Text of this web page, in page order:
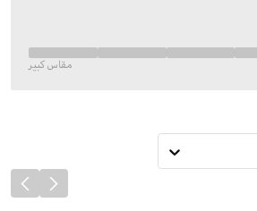
مقاس كبير